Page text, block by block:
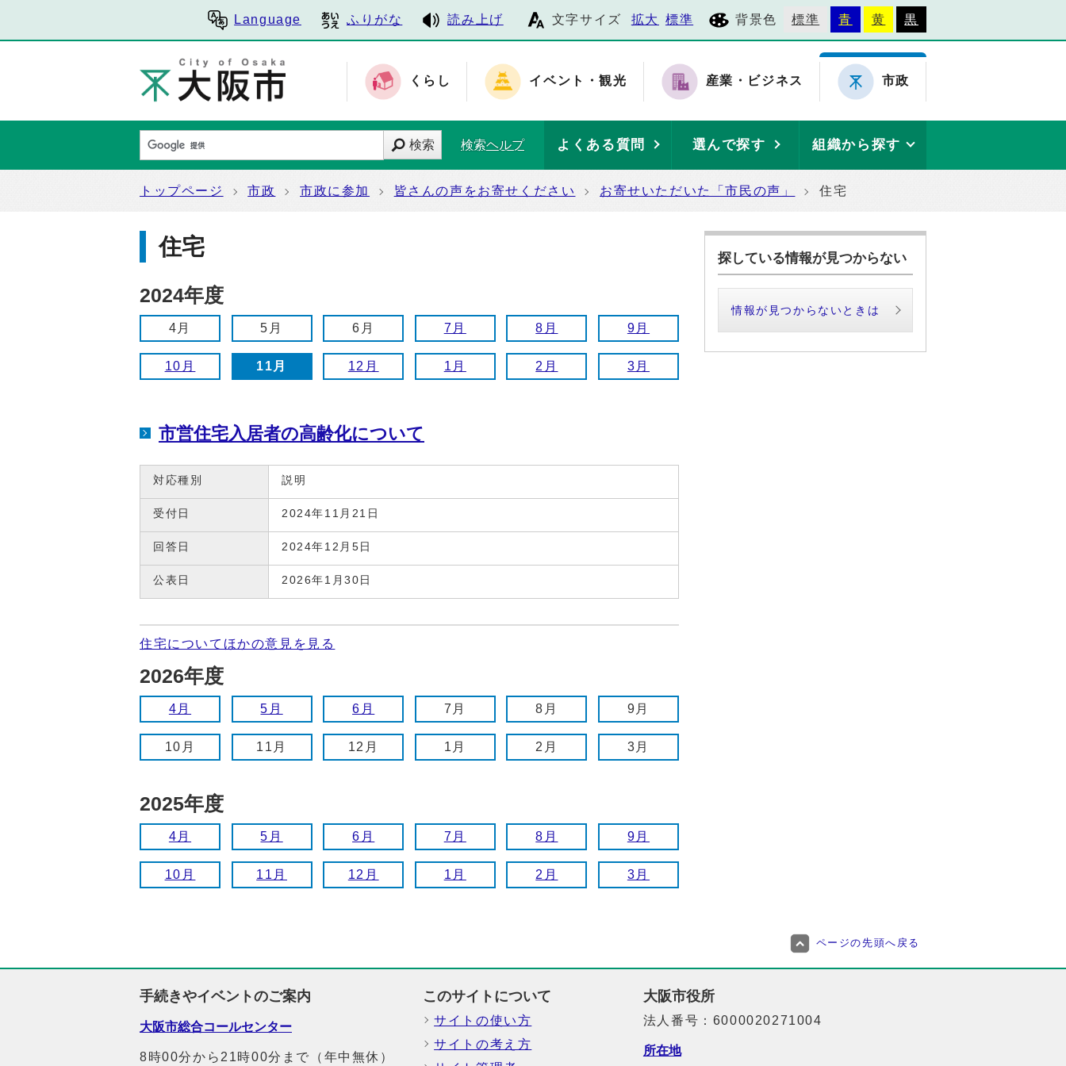
Language ふりがな 読み上げ 文字サイズ 拡大 標準 背景色 標準 青 黄 黒
くらし イベント・観光 産業・ビジネス 市政
検索 検索ヘルプ よくある質問 選んで探す 組織から探す
トップページ 市政 市政に参加 皆さんの声をお寄せください お寄せいただいた「市民の声」 住宅
住宅
2024年度
4月 5月 6月 7月 8月 9月
10月 11月 12月 1月 2月 3月
市営住宅入居者の高齢化について
対応種別 説明
受付日 2024年11月21日
回答日 2024年12月5日
公表日 2026年1月30日
住宅についてほかの意見を見る
2026年度
4月 5月 6月 7月 8月 9月
10月 11月 12月 1月 2月 3月
2025年度
4月 5月 6月 7月 8月 9月
10月 11月 12月 1月 2月 3月
探している情報が見つからない
情報が見つからないときは
ページの先頭へ戻る
手続きやイベントのご案内
大阪市総合コールセンター
8時00分から21時00分まで（年中無休）
このサイトについて
サイトの使い方
サイトの考え方
大阪市役所
法人番号：6000020271004
所在地